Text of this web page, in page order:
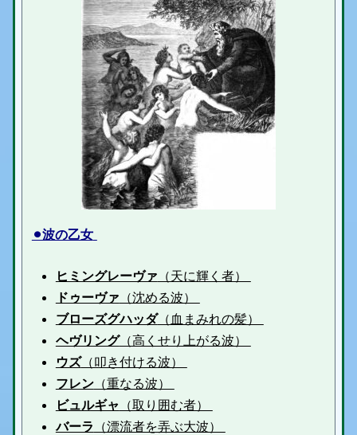
⚫︎波の乙女
ヒミングレーヴァ （天に輝く者）
ドゥーヴァ （沈める波）
ブローズグハッダ（血まみれの髪）
ヘヴリング（高くせり上がる波）
ウズ（叩き付ける波）
フレン（重なる波）
ビュルギャ （取り囲む者）
バーラ （漂流者を弄ぶ大波）